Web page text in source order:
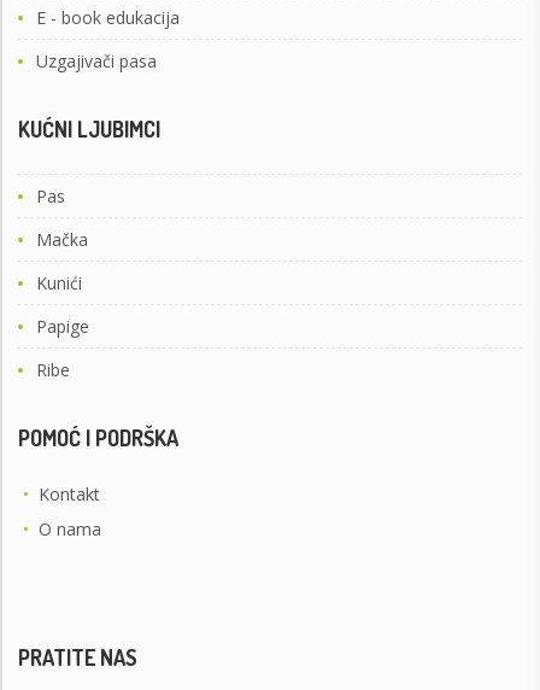
E - book edukacija
Uzgajivači pasa
KUĆNI LJUBIMCI
Pas
Mačka
Kunići
Papige
Ribe
POMOĆ I PODRŠKA
• Kontakt
• O nama
PRATITE NAS